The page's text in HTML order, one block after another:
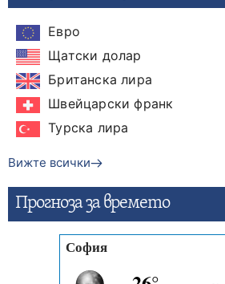
Евро
Щатски долар
Британска лира
Швейцарски франк
Турска лира
Вижте всички
Прогнозa за времето